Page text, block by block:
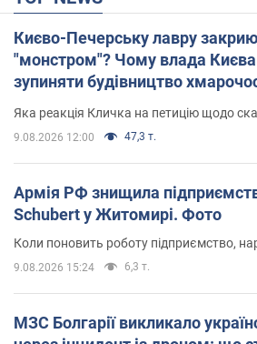
Києво-Печерську лавру
"монстром"? Чому влада
зупиняти будівництво
вірянина"
Яка реакція Кличка на петицію щодо
9.08.2026 12:00 47,3 т.
Армія РФ знищила
Schubert у Житомирі. Фото
Коли поновить роботу підприємство,
9.08.2026 15:24 6,3 т.
МЗС Болгарії викликало